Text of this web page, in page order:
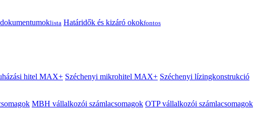
lista Határidők és kizáró okokfontos
hitel MAX+ Széchenyi mikrohitel MAX+ Széchenyi lízingkonstrukció
MBH vállalkozói számlacsomagok OTP vállalkozói számlacsomagok